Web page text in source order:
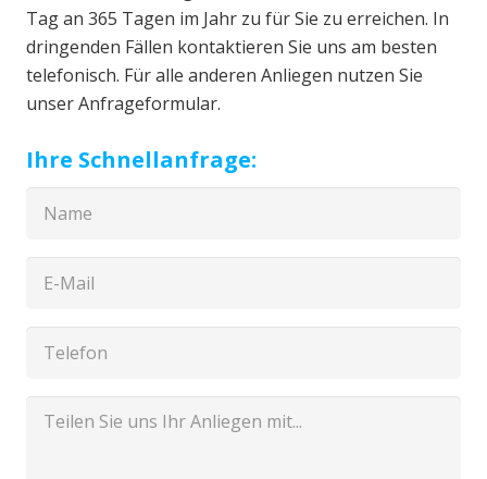
Tag an 365 Tagen im Jahr zu für Sie zu erreichen. In
dringenden Fällen kontaktieren Sie uns am besten
telefonisch. Für alle anderen Anliegen nutzen Sie
unser Anfrageformular.
Ihre Schnellanfrage: